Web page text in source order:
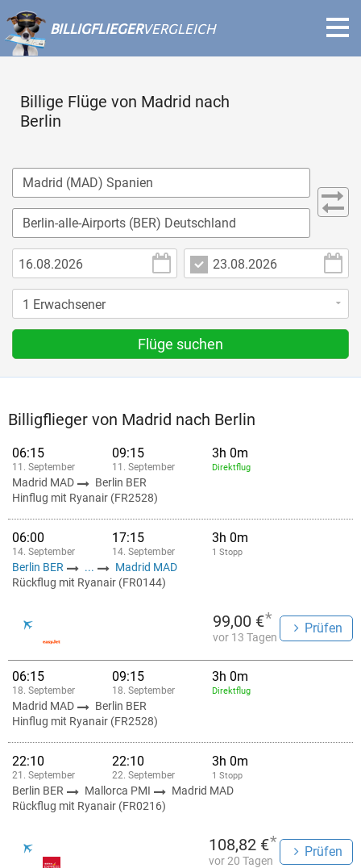
BILLIGFLIEGERVERGLEICH
Billige Flüge von Madrid nach
Berlin
Flüge suchen
Billigflieger von Madrid nach Berlin
06:15
11. September
09:15
11. September
3h 0m
Direktflug
Madrid MAD
Berlin BER
Hinflug mit Ryanair (FR2528)
06:00
14. September
17:15
14. September
3h 0m
1 Stopp
Berlin BER ...
Madrid MAD
Rückflug mit Ryanair (FR0144)
99,00 €*
vor 13 Tagen
Prüfen
06:15
18. September
09:15
18. September
3h 0m
Direktflug
Madrid MAD
Berlin BER
Hinflug mit Ryanair (FR2528)
22:10
21. September
22:10
22. September
3h 0m
1 Stopp
Berlin BER Mallorca PMI
Madrid MAD
Rückflug mit Ryanair (FR0216)
108,82 €*
vor 20 Tagen
Prüfen